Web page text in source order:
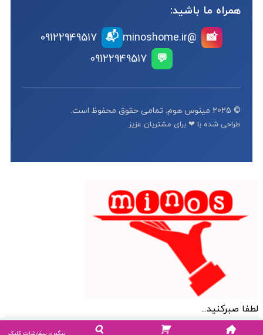
همراه ما باشید:
📸
@minoshome.ir
📬
09122949517
💬
09122949517
© 2025 مینوس هوم. تمامی حقوق محفوظ است.
طراحی شده با ❤ برای مشتریان عزیز
لطفا صبرکنید...